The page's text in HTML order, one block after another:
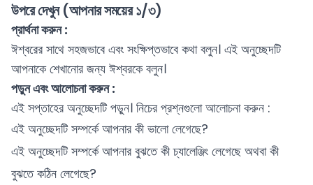
উপরে দেখুন (আপনার সময়ের ১/৩)
প্রার্থনা করুন :
ঈশ্বরের সাথে সহজভাবে এবং সংক্ষিপ্তভাবে কথা বলুন। এই অনুচ্ছেদটি
আপনাকে শেখানোর জন্য ঈশ্বরকে বলুন।
পড়ুন এবং আলোচনা করুন :
এই সপ্তাহের অনুচ্ছেদটি পড়ুন। নিচের প্রশ্নগুলো আলোচনা করুন :
এই অনুচ্ছেদটি সম্পর্কে আপনার কী ভালো লেগেছে?
এই অনুচ্ছেদটি সম্পর্কে আপনার বুঝতে কী চ্যালেঞ্জিং লেগেছে অথবা কী
বুঝতে কঠিন লেগেছে?